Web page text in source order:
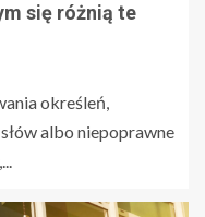
się różnią te
określeń,
albo niepoprawne